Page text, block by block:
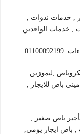
, خدمات ندوات ,
, خدمات الوافدين
,ليموزين
باص للايجار ,
باص صغير ,